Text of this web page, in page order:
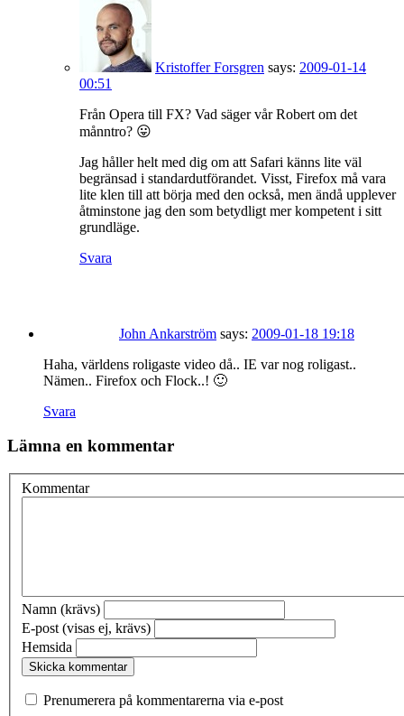
Kristoffer Forsgren says: 2009-01-14
00:51
Från Opera till FX? Vad säger vår Robert om det
månntro? 😛
Jag håller helt med dig om att Safari känns lite väl
begränsad i standardutförandet. Visst, Firefox må vara
lite klen till att börja med den också, men ändå upplever
åtminstone jag den som betydligt mer kompetent i sitt
grundläge.
Svara
John Ankarström says: 2009-01-18 19:18
Haha, världens roligaste video då.. IE var nog roligast..
Nämen.. Firefox och Flock..! 🙂
Svara
Lämna en kommentar
Kommentar
Namn (krävs)
E-post (visas ej, krävs)
Hemsida
Prenumerera på kommentarerna via e-post